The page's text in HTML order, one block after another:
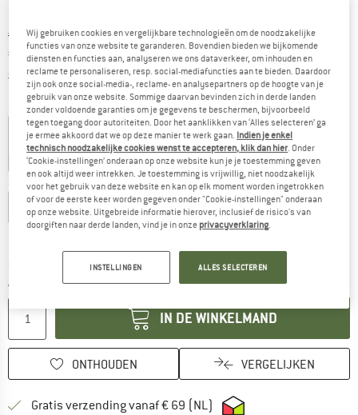
Oorspronkelijke prijs :
€ 44,95
Prijs:
€ 35,06 incl. BTW
excl. VerzendkostenInformatie over de verzendkosten. Opent in een
Kleur:Orange Peel
-22% -22% -22%
Kies een maat:
XS S M L XL XXL
Maattabel
Levertijd: 3-5 werkdagenDe link wordt geopend in een infovak en bevat
Aantal:
IN DE WINKELMAND
ONTHOUDEN VERGELIJKEN
Gratis verzending vanaf € 69 (NL) Vind hier de
Wij gebruiken cookies en vergelijkbare technologieën om de noodzakelijke
functies van onze website te garanderen. Bovendien bieden we bijkomende
diensten en functies aan, analyseren we ons dataverkeer, om inhouden en
reclame te personaliseren, resp. social-mediafuncties aan te bieden. Daardoor
zijn ook onze social-media-, reclame- en analysepartners op de hoogte van je
gebruik van onze website. Sommige daarvan bevinden zich in derde landen
zonder voldoende garanties om je gegevens te beschermen, bijvoorbeeld
tegen toegang door autoriteiten. Door het aanklikken van ‘Alles selecteren’ ga
je ermee akkoord dat we op deze manier te werk gaan. Indien je enkel
technisch noodzakelijke cookies wenst te accepteren, klik dan hier. Onder
‘Cookie-instellingen’ onderaan op onze website kun je je toestemming geven
en ook altijd weer intrekken. Je toestemming is vrijwillig, niet noodzakelijk
voor het gebruik van deze website en kan op elk moment worden ingetrokken
of voor de eerste keer worden gegeven onder "Cookie-instellingen" onderaan
op onze website. Uitgebreide informatie hierover, inclusief de risico's van
doorgiften naar derde landen, vind je in onze privacyverklaring.
INSTELLINGEN ALLES SELECTEREN